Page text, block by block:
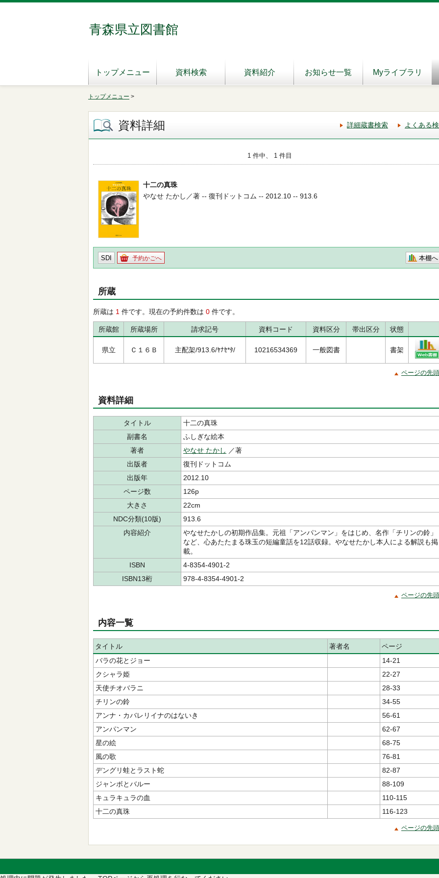
青森県立図書館
トップメニュー 資料検索 資料紹介 お知らせ一覧 Myライブラリ
トップメニュー >
資料詳細 詳細蔵書検索 よくある
1 件中、 1 件目
十二の真珠
やなせ たかし／著 -- 復刊ドットコム -- 2012.10 -- 913.6
SDI 予約かごへ 本棚へ
所蔵
所蔵は 1 件です。現在の予約件数は 0 件です。
所蔵館 所蔵場所 請求記号 資料コード 資料区分 帯出区分 状態
県立 Ｃ１６Ｂ 主配架/913.6/ﾔﾅｾ*ﾀ/ 10216534369 一般図書 書架
ページの先
資料詳細
タイトル
十二の真珠
副書名
ふしぎな絵本
著者
やなせ たかし ／著
出版者
復刊ドットコム
出版年
2012.10
ページ数
126p
大きさ
22cm
NDC分類(10版)
913.6
内容紹介
やなせたかしの初期作品集。元祖「アンパンマン」をはじめ、名作「チリンの鈴」
など、心あたたまる珠玉の短編童話を12話収録。やなせたかし本人による解説も掲
載。
ISBN
4-8354-4901-2
ISBN13桁
978-4-8354-4901-2
ページの先
内容一覧
タイトル 著者名
ページ
バラの花とジョー
14-21
クシャラ姫
22-27
天使チオバラニ
28-33
チリンの鈴
34-55
アンナ・カバレリイナのはないき
56-61
アンパンマン
62-67
星の絵
68-75
風の歌
76-81
デングリ蛙とラスト蛇
82-87
ジャンボとバルー
88-109
キュラキュラの血
110-115
十二の真珠
116-123
ページの先